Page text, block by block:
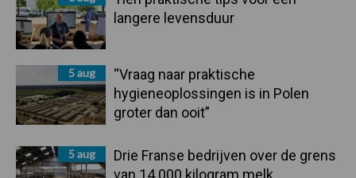
langere levensduur
5 aug
“Vraag naar praktische
hygieneoplossingen is in Polen
groter dan ooit”
5 aug
Drie Franse bedrijven over de grens
van 14.000 kilogram melk